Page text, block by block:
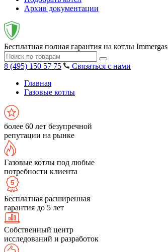
Архив документации
Бесплатная полная гарантия на котлы Immergas
8 (495) 150 57 75
Связаться с нами
Главная
Газовые котлы
более 60 лет безупречной
репутации на рынке
Газовые котлы под любые
потребности клиента
Бесплатная расширенная
гарантия до 5 лет
Собственный центр
исследований и разработок